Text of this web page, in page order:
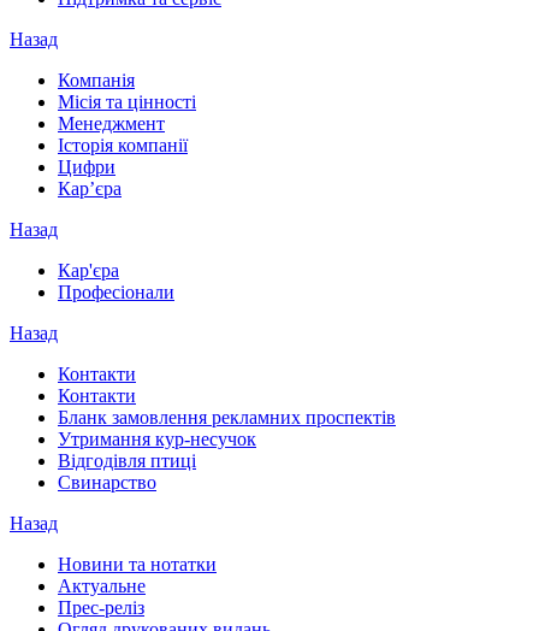
Назад
Компанія
Місія та цінності
Менеджмент
Історія компанії
Цифри
Кар’єра
Назад
Кар'єра
Професіонали
Назад
Контакти
Контакти
Бланк замовлення рекламних проспектів
Утримання кур-несучок
Відгодівля птиці
Свинарство
Назад
Новини та нотатки
Актуальне
Прес-реліз